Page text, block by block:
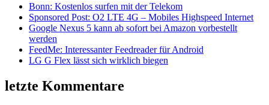
Bonn: Kostenlos surfen mit der Telekom
Sponsored Post: O2 LTE 4G – Mobiles Highspeed Internet
Google Nexus 5 kann ab sofort bei Amazon vorbestellt
werden
FeedMe: Interessanter Feedreader für Android
LG G Flex lässt sich wirklich biegen
letzte Kommentare